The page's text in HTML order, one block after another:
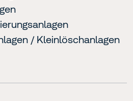
/ Kleinlöschanlagen